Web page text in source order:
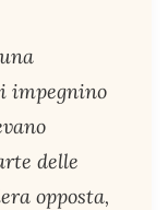
impegnino
delle
opposta,